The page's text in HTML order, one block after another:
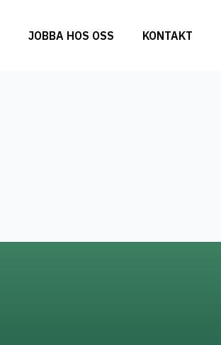
JOBBA HOS OSS KONTAKT